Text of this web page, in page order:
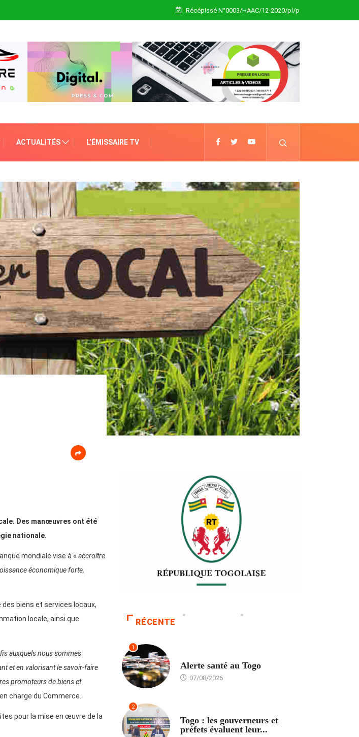
Récépissé N°0003/HAAC/12-2020/pl/p
ACTUALITÉS L’ÉMISSAIRE TV
Des manœuvres ont été
nationale.
mondiale vise à « accroître
économique forte,
biens et services locaux,
locale, ainsi que
auxquels nous sommes
et en valorisant le savoir-faire
promoteurs de biens et
charge du Commerce.
pour la mise en œuvre de la
RÉCENTE
1
Alerte santé au Togo
07/08/2026
2
Togo : les gouverneurs et
préfets évaluent leur...